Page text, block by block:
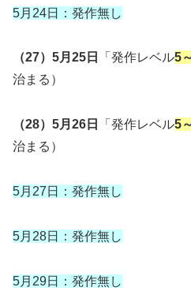
5月24日：発作無し
（27）5月25日 「発作レベル5
治まる）
（28）5月26日 「発作レベル5
治まる）
5月27日：発作無し
5月28日：発作無し
5月29日：発作無し